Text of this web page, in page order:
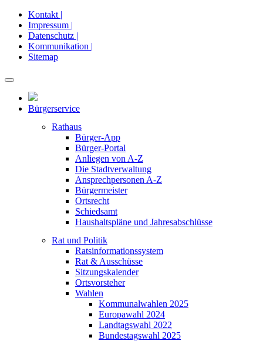
Kontakt |
Impressum |
Datenschutz |
Kommunikation |
Sitemap
Bürgerservice
Rathaus
Bürger-App
Bürger-Portal
Anliegen von A-Z
Die Stadtverwaltung
Ansprechpersonen A-Z
Bürgermeister
Ortsrecht
Schiedsamt
Haushaltspläne und Jahresabschlüsse
Rat und Politik
Ratsinformationssystem
Rat & Ausschüsse
Sitzungskalender
Ortsvorsteher
Wahlen
Kommunalwahlen 2025
Europawahl 2024
Landtagswahl 2022
Bundestagswahl 2025